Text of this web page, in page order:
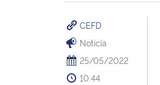
CEFD
Notícia
25/05/2022
10:44